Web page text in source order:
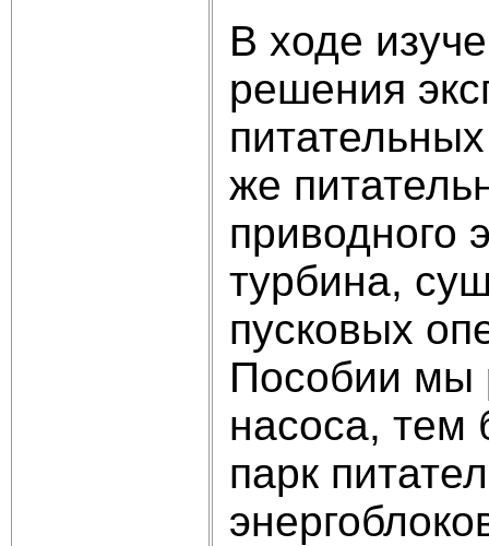
В ходе
решения
же
приводного
турбина,
пусковых
Пособии мы
насоса, тем
парк